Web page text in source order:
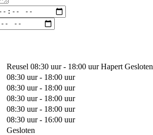
Reusel 08:30 uur - 18:00 uur Hapert Gesloten
08:30 uur - 18:00 uur
08:30 uur - 18:00 uur
08:30 uur - 18:00 uur
08:30 uur - 18:00 uur
08:30 uur - 16:00 uur
Gesloten